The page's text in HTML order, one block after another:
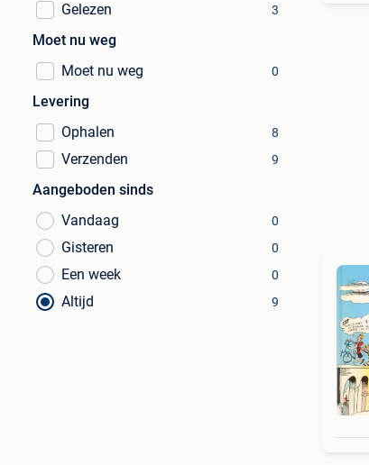
Gelezen 3
Moet nu weg
Moet nu weg
0
Levering
Ophalen
8
Verzenden 9
Aangeboden sinds
Vandaag
0
Gisteren 0
Een week 0
Altijd 9